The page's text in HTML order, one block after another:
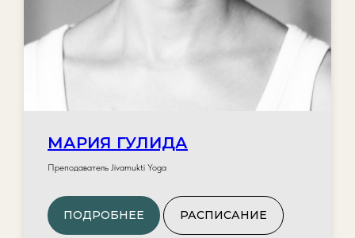
МАРИЯ ГУЛИДА
Преподаватель Jivamukti Yoga
ПОДРОБНЕЕ РАСПИСАНИЕ